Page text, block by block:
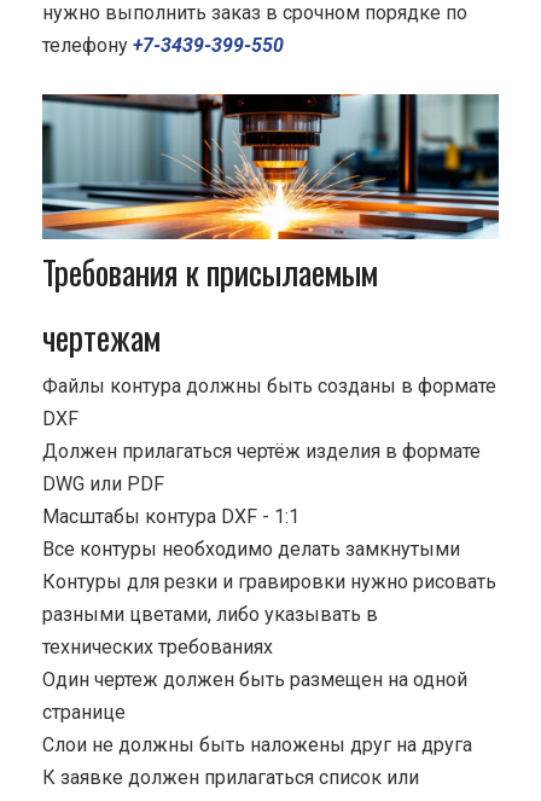
нужно выполнить заказ в срочном порядке по
телефону +7-3439-399-550
Требования к присылаемым
чертежам
Файлы контура должны быть созданы в формате
DXF
Должен прилагаться чертёж изделия в формате
DWG или PDF
Масштабы контура DXF - 1:1
Все контуры необходимо делать замкнутыми
Контуры для резки и гравировки нужно рисовать
разными цветами, либо указывать в
технических требованиях
Один чертеж должен быть размещен на одной
странице
Cлои не должны быть наложены друг на друга
К заявке должен прилагаться список или